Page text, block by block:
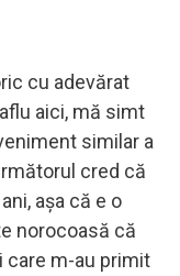
cu adevărat
aici, mă simt
similar a
cred că
aşa că e o
norocoasă că
care m-au primit